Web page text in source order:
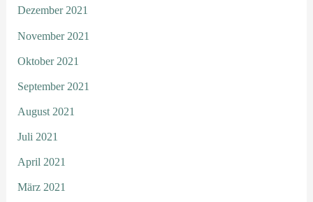
Dezember 2021
November 2021
Oktober 2021
September 2021
August 2021
Juli 2021
April 2021
März 2021